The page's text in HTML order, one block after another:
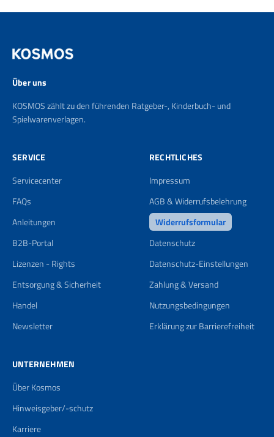
Über uns
KOSMOS zählt zu den führenden Ratgeber-, Kinderbuch- und
Spielwarenverlagen.
SERVICE
Servicecenter
FAQs
Anleitungen
B2B-Portal
Lizenzen - Rights
Entsorgung & Sicherheit
Handel
Newsletter
RECHTLICHES
Impressum
AGB & Widerrufsbelehrung
Widerrufsformular
Datenschutz
Datenschutz-Einstellungen
Zahlung & Versand
Nutzungsbedingungen
Erklärung zur Barrierefreiheit
UNTERNEHMEN
Über Kosmos
Hinweisgeber/-schutz
Karriere